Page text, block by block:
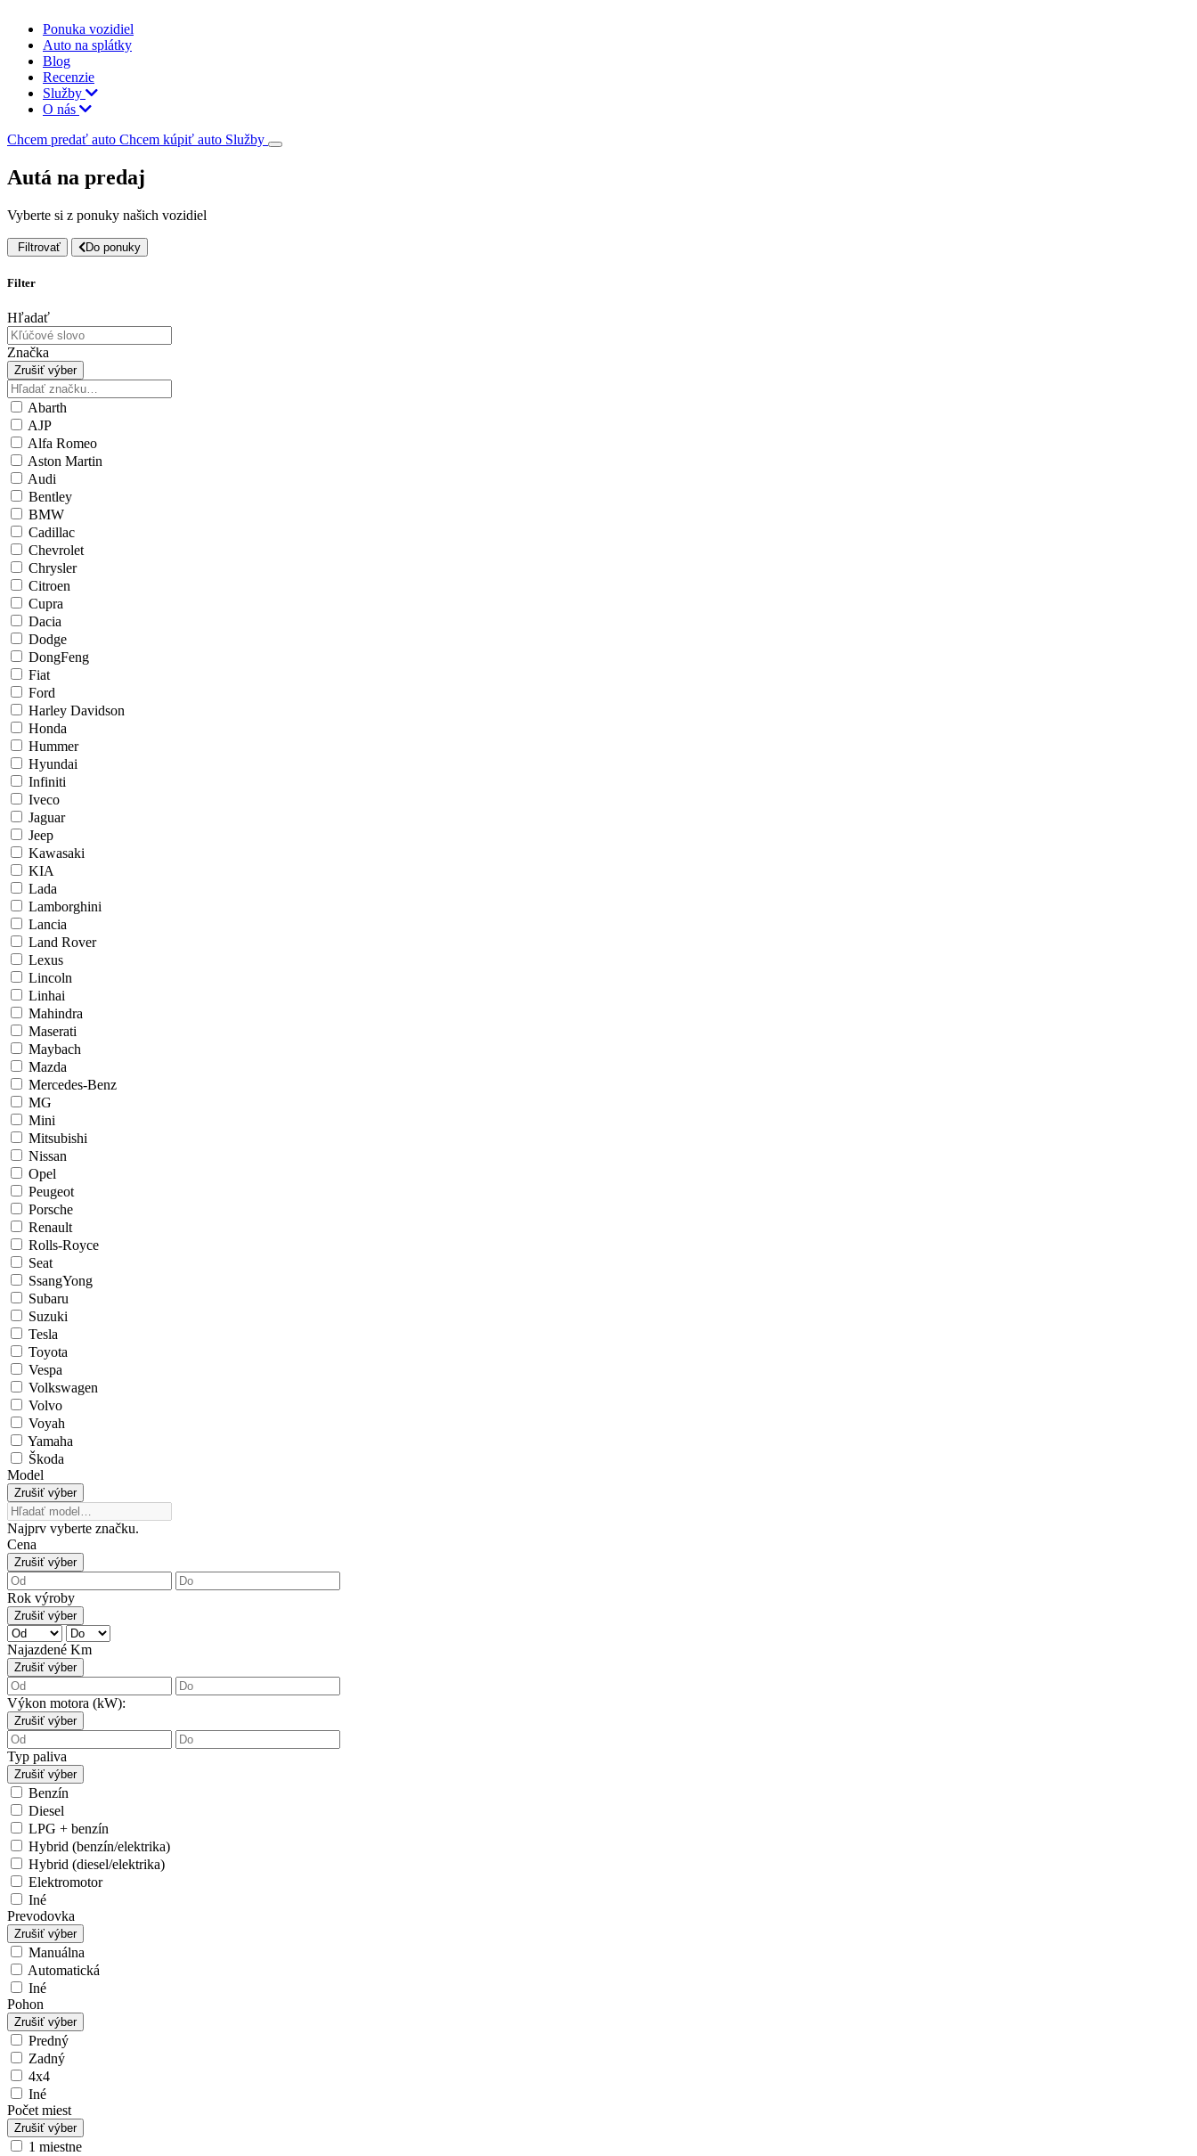
Ponuka vozidiel
Auto na splátky
Blog
Recenzie
Služby
O nás
Chcem predať auto Chcem kúpiť auto Služby
Autá na predaj
Vyberte si z ponuky našich vozidiel
Filtrovať Do ponuky
Filter
Hľadať
Značka
Zrušiť výber
Abarth
AJP
Alfa Romeo
Aston Martin
Audi
Bentley
BMW
Cadillac
Chevrolet
Chrysler
Citroen
Cupra
Dacia
Dodge
DongFeng
Fiat
Ford
Harley Davidson
Honda
Hummer
Hyundai
Infiniti
Iveco
Jaguar
Jeep
Kawasaki
KIA
Lada
Lamborghini
Lancia
Land Rover
Lexus
Lincoln
Linhai
Mahindra
Maserati
Maybach
Mazda
Mercedes-Benz
MG
Mini
Mitsubishi
Nissan
Opel
Peugeot
Porsche
Renault
Rolls-Royce
Seat
SsangYong
Subaru
Suzuki
Tesla
Toyota
Vespa
Volkswagen
Volvo
Voyah
Yamaha
Škoda
Model
Zrušiť výber
Najprv vyberte značku.
Cena
Zrušiť výber
Rok výroby
Zrušiť výber
Najazdené Km
Zrušiť výber
Výkon motora (kW):
Zrušiť výber
Typ paliva
Zrušiť výber
Benzín
Diesel
LPG + benzín
Hybrid (benzín/elektrika)
Hybrid (diesel/elektrika)
Elektromotor
Iné
Prevodovka
Zrušiť výber
Manuálna
Automatická
Iné
Pohon
Zrušiť výber
Predný
Zadný
4x4
Iné
Počet miest
Zrušiť výber
1 miestne